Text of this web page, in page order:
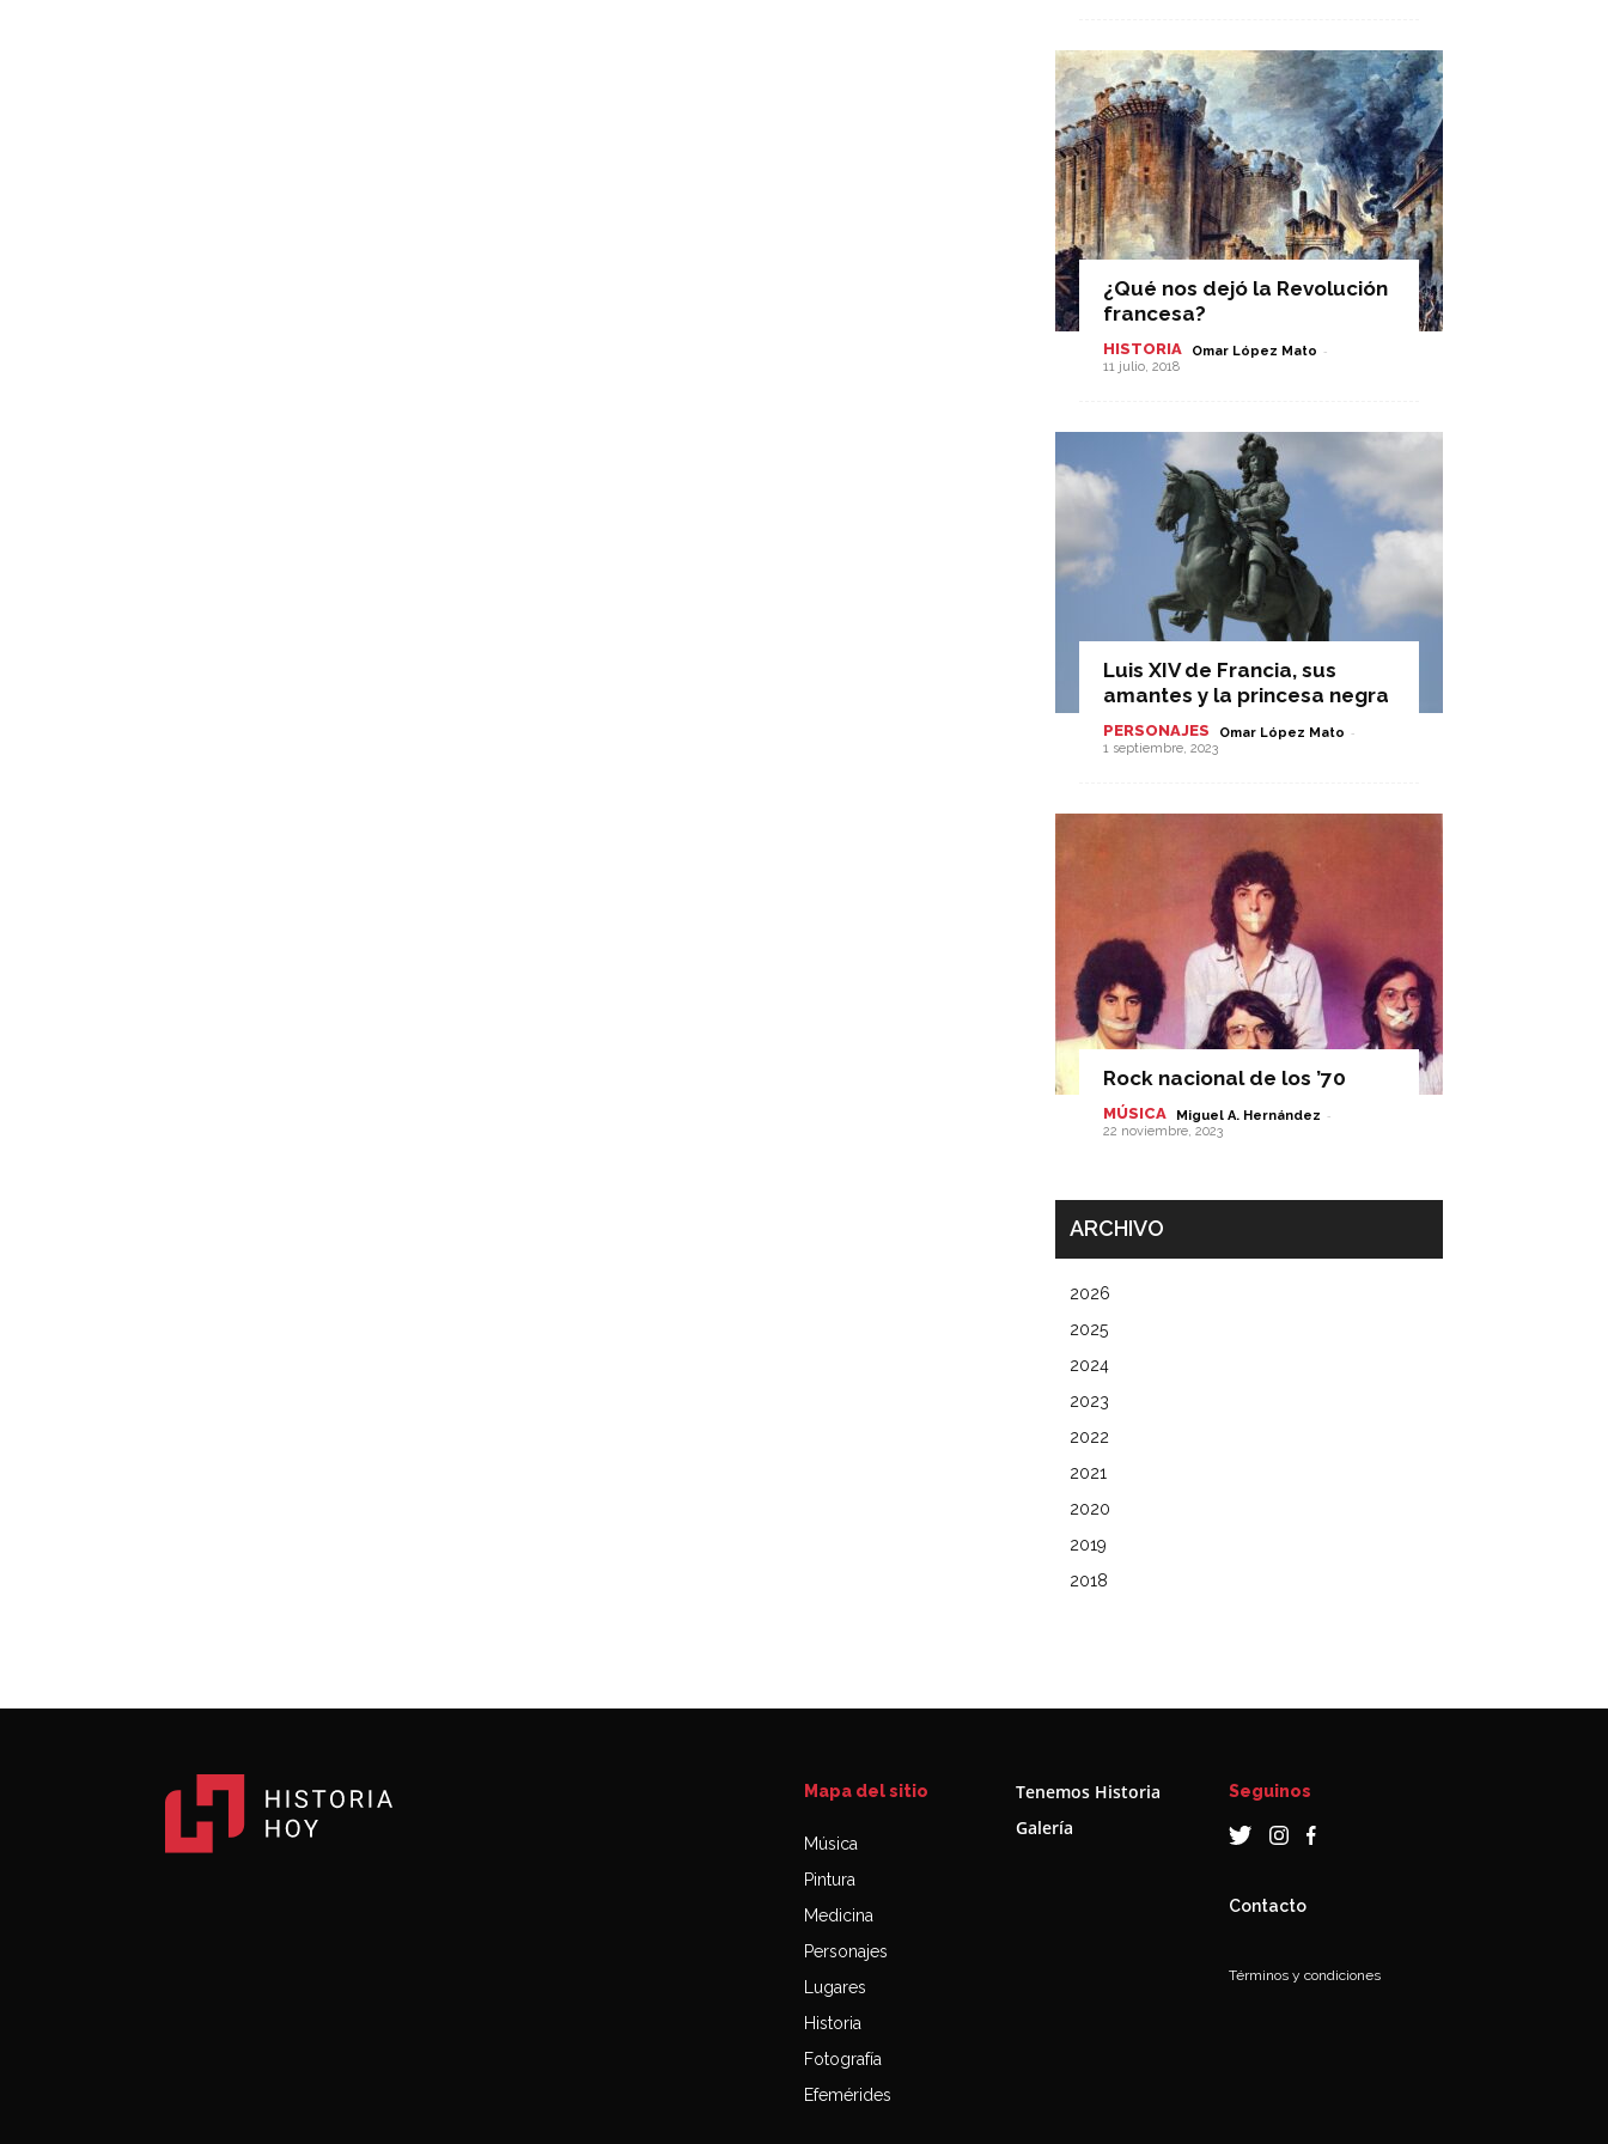
¿Qué nos dejó la Revolución
francesa?
HISTORIA Omar López Mato -
11 julio, 2018
Luis XIV de Francia, sus
amantes y la princesa negra
PERSONAJES Omar López Mato -
1 septiembre, 2023
Rock nacional de los ’70
MÚSICA Miguel A. Hernández -
22 noviembre, 2023
ARCHIVO
2026
2025
2024
2023
2022
2021
2020
2019
2018
Mapa del sitio
Música
Pintura
Medicina
Personajes
Lugares
Historia
Fotografía
Efemérides
Tenemos Historia
Galería
Seguinos
Contacto
Términos y condiciones